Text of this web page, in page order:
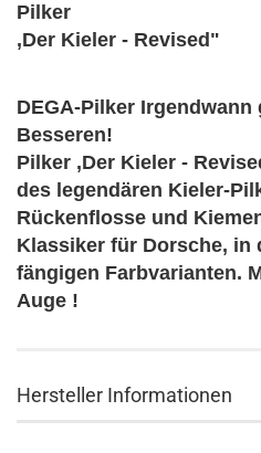
Pilker
,Der Kieler - Revised"
DEGA-Pilker
Besseren!
Pilker ,Der Kieler -
des legendären Kieler-
Rückenflosse und
Klassiker für Dorsche, in
fängigen Farbvarianten.
Auge !
Hersteller Informationen